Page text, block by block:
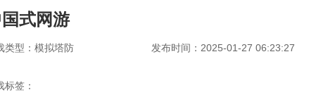
式网游
类型：模拟塔防 发布时间：2025-01-27 06:23:27
标签：